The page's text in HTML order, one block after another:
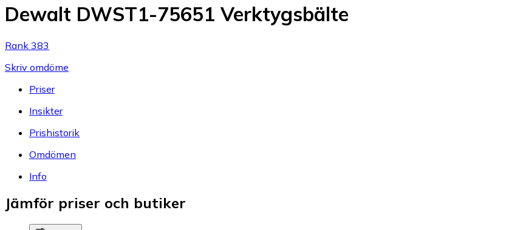
Dewalt DWST1-75651 Verktygsbälte
Rank 383
Skriv omdöme
Priser
Insikter
Prishistorik
Omdömen
Info
Jämför priser och butiker